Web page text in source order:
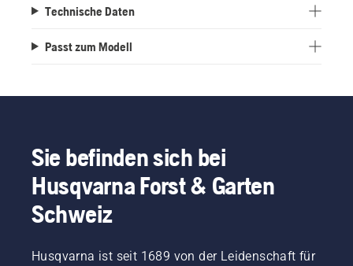
Technische Daten
Passt zum Modell
Sie befinden sich bei
Husqvarna Forst & Garten
Schweiz
Husqvarna ist seit 1689 von der Leidenschaft für